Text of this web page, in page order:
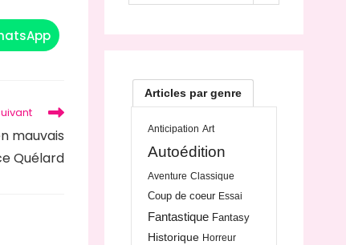
Ouvrir
dans
mauvais
Quélard
Articles par genre
Anticipation Art
Autoédition
Aventure Classique
Coup de coeur Essai
Fantastique Fantasy
Historique Horreur